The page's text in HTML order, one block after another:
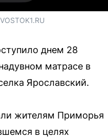
днем 28
матрасе в
Ярославский.
жителям Приморья
в целях